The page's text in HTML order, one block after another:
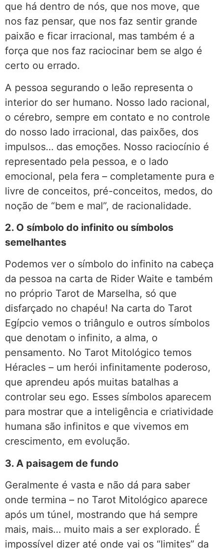
que há dentro de nós, que nos move, que
nos faz pensar, que nos faz sentir grande
paixão e ficar irracional, mas também é a
força que nos faz raciocinar bem se algo é
certo ou errado.
A pessoa segurando o leão representa o
interior do ser humano. Nosso lado racional,
o cérebro, sempre em contato e no controle
do nosso lado irracional, das paixões, dos
impulsos… das emoções. Nosso raciocínio é
representado pela pessoa, e o lado
emocional, pela fera – completamente pura e
livre de conceitos, pré-conceitos, medos, do
noção de “bem e mal”, de racionalidade.
2. O símbolo do infinito ou símbolos
semelhantes
Podemos ver o símbolo do infinito na cabeça
da pessoa na carta de Rider Waite e também
no próprio Tarot de Marselha, só que
disfarçado no chapéu! Na carta do Tarot
Egípcio vemos o triângulo e outros símbolos
que denotam o infinito, a alma, o
pensamento. No Tarot Mitológico temos
Héracles – um herói infinitamente poderoso,
que aprendeu após muitas batalhas a
controlar seu ego. Esses símbolos aparecem
para mostrar que a inteligência e criatividade
humana são infinitos e que vivemos em
crescimento, em evolução.
3. A paisagem de fundo
Geralmente é vasta e não dá para saber
onde termina – no Tarot Mitológico aparece
após um túnel, mostrando que há sempre
mais, mais… muito mais a ser explorado. É
impossível dizer até onde vai os “limites” da